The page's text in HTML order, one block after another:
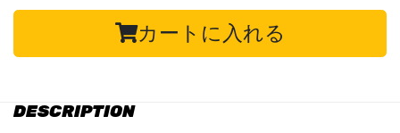
カートに入れる
DESCRIPTION